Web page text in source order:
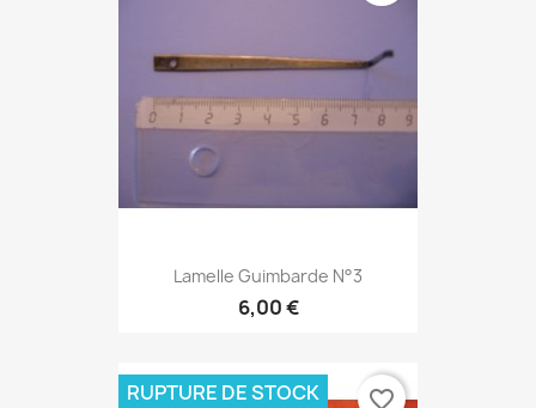
Lamelle Guimbarde N°3
6,00 €
RUPTURE DE STOCK favorite_border